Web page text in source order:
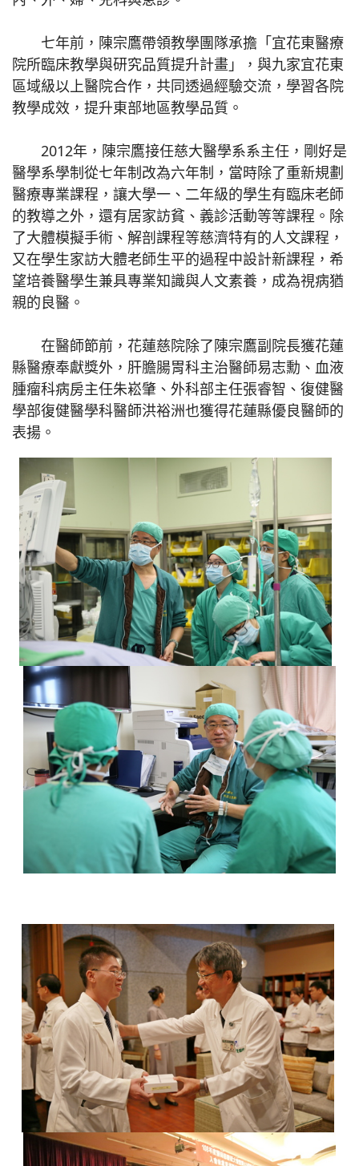
七年前，陳宗鷹帶領教學團隊承擔「宜花東醫療
院所臨床教學與研究品質提升計畫」，與九家宜花東
區域級以上醫院合作，共同透過經驗交流，學習各院
教學成效，提升東部地區教學品質。
2012年，陳宗鷹接任慈大醫學系系主任，剛好是
醫學系學制從七年制改為六年制，當時除了重新規劃
醫療專業課程，讓大學一、二年級的學生有臨床老師
的教導之外，還有居家訪貧、義診活動等等課程。除
了大體模擬手術、解剖課程等慈濟特有的人文課程，
又在學生家訪大體老師生平的過程中設計新課程，希
望培養醫學生兼具專業知識與人文素養，成為視病猶
親的良醫。
在醫師節前，花蓮慈院除了陳宗鷹副院長獲花蓮
縣醫療奉獻獎外，肝膽腸胃科主治醫師易志勳、血液
腫瘤科病房主任朱崧肇、外科部主任張睿智、復健醫
學部復健醫學科醫師洪裕洲也獲得花蓮縣優良醫師的
表揚。